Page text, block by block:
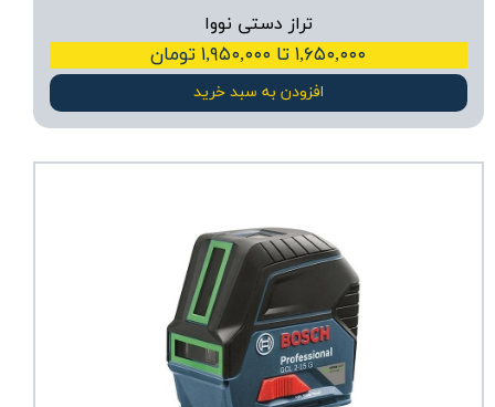
تراز دستی نووا
۱,۶۵۰,۰۰۰ تا ۱,۹۵۰,۰۰۰ تومان
افزودن به سبد خرید